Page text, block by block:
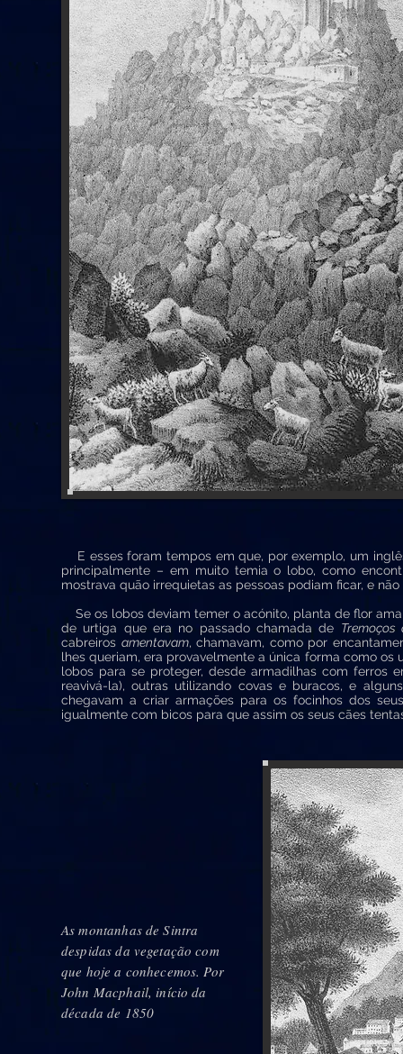
E esses foram tempos em que, por exemplo, um
principalmente – em muito temia o lobo, como
mostrava quão irrequietas as pessoas podiam ficar, e
Se os lobos deviam temer o acónito, planta de flor
de urtiga que era no passado chamada de Tremoços
cabreiros amentavam, chamavam, como por
lhes queriam, era provavelmente a única forma como
lobos para se proteger, desde armadilhas com ferros
reavivá-la), outras utilizando covas e buracos, e
chegavam a criar armações para os focinhos dos
igualmente com bicos para que assim os seus cães
As montanhas de Sintra
despidas da vegetação com
que hoje a conhecemos. Por
John Macphail, início da
década de 1850